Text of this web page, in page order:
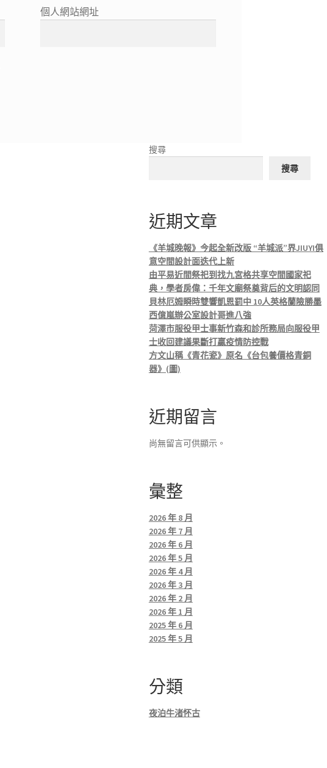
個人網站網址
搜尋
搜尋
近期文章
《羊城晚報》今起全新改版 “羊城派”界JIUYI俱
意空間設計面迭代上新
由平易近間祭祀到找九宮格共享空間國家祀
典，學者房偉：千年文廟祭奠背后的文明認同
貝林厄姆瞬時雙響凱恩罰中 10人英格蘭險勝墨
西億嵐辦公室設計哥進八強
菏澤市服役甲士事新竹森和診所務局向服役甲
士收回建議果斷打贏疫情防控戰
方文山稱《青花瓷》原名《台包養價格青銅
器》(圖)
近期留言
尚無留言可供顯示。
彙整
2026 年 8 月
2026 年 7 月
2026 年 6 月
2026 年 5 月
2026 年 4 月
2026 年 3 月
2026 年 2 月
2026 年 1 月
2025 年 6 月
2025 年 5 月
分類
夜泊牛渚怀古